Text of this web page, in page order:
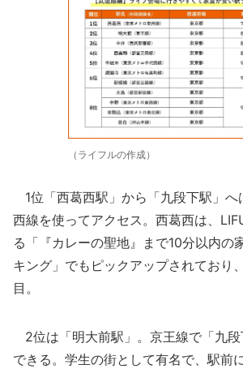
（ライフルの作成）
1位「西葛西駅」から「九段下駅」へ
西線を使ってアクセス。西葛西は、
る「『カレーの聖地』まで10分以内の
キング」でもピックアップされており
目。
2位は「明大前駅」。京王線で「九段
できる。学生の街として有名で、駅前